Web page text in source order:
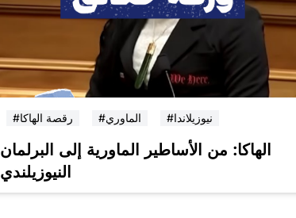
#رقصة الهاكا #الماوري #نيوزيلاندا
الهاكا: من الأساطير الماورية إلى البرلمان
النيوزيلندي